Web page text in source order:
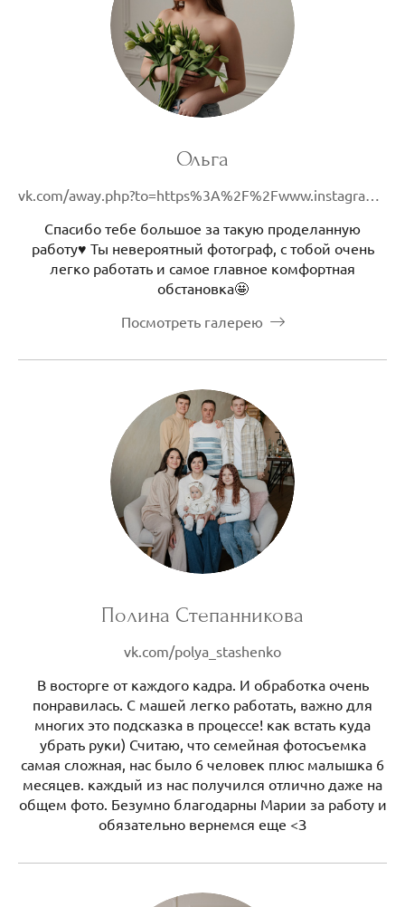
Ольга
Спасибо тебе большое за такую проделанную
работу♥️ Ты невероятный фотограф, с тобой очень
легко работать и самое главное комфортная
обстановка🤩
Посмотреть галерею
Полина Степанникова
vk.com/polya_stashenko
В восторге от каждого кадра. И обработка очень
понравилась. С машей легко работать, важно для
многих это подсказка в процессе! как встать куда
убрать руки) Считаю, что семейная фотосъемка
самая сложная, нас было 6 человек плюс малышка 6
месяцев. каждый из нас получился отлично даже на
общем фото. Безумно благодарны Марии за работу и
обязательно вернемся еще <З